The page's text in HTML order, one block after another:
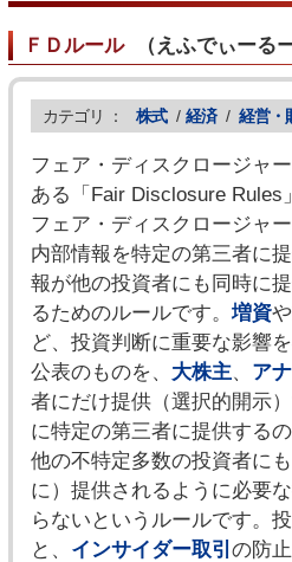
ＦＤルール（えふでぃーる
カテゴリ ： 株式 / 経済 / 経営・
フェア・ディスクロージャ
ある「Fair Disclosure Rules
フェア・ディスクロージャ
内部情報を特定の第三者に
報が他の投資者にも同時に
るためのルールです。 増資
ど、投資判断に重要な影響
公表のものを、 大株主、 ア
者にだけ提供（選択的開示
に特定の第三者に提供する
他の不特定多数の投資者に
に）提供されるように必要
らないというルールです。
と、 インサイダー取引 の防